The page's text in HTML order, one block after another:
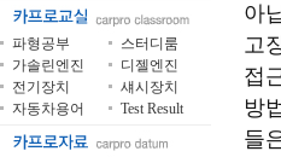
파형공부
스터디룸
가솔린엔진
디젤엔진
전기장치
섀시장치
자동차용어
Test Result
아
고
접
방
들